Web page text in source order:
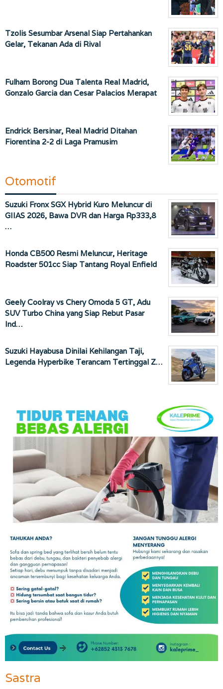
Tzolis Sesumbar Arsenal Siap Pertahankan
Gelar, Tekanan Ada di Rival
Fulham Borong Dua Talenta Real Madrid,
Gonzalo Garcia dan Cesar Palacios Merapat
Endrick Bersinar, Real Madrid Ditahan
Fiorentina 2-2 di Laga Pramusim
Otomotif
Suzuki Fronx SGX Hybrid Kuro Meluncur di
GIIAS 2026, Bawa DVR dan Harga Rp333,8
…
Honda CB500 Resmi Meluncur, Heritage
Roadster 501cc Siap Tantang Royal Enfield
Geely Coolray vs Chery Omoda 5 GT, Adu
SUV Turbo China yang Siap Rebut Pasar
Ind…
Suzuki Hayabusa Dinilai Kehilangan Taji,
Legenda Hyperbike Terancam Tertinggal Z…
Sastra